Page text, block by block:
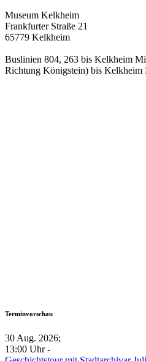
Museum Kelkheim
Frankfurter Straße 21
65779 Kelkheim
Buslinien 804, 263 bis Kelkheim
Richtung Königstein) bis Kelkheim
Terminvorschau
30 Aug. 2026;
13:00 Uhr-